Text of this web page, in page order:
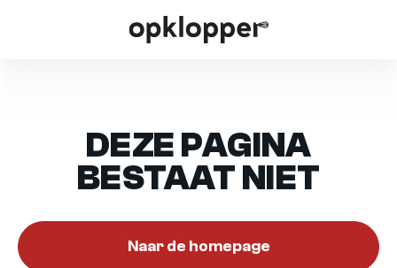
DEZE PAGINA
BESTAAT NIET
Naar de homepage